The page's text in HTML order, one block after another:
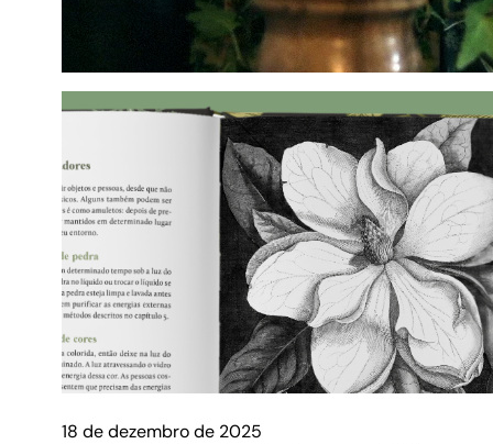
18 de dezembro de 2025